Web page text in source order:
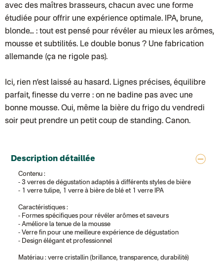
Lettre suivie (expédition Merci Maman)
Colissimo suivi (expédition June & Jane)
Colissimo suivi (expédition Les Fils)
Lettre suivie (expédition La Poupette à Paillettes)
Colissimo suivi (expédition Toi-même)
Lettre suivie (expédition par Noémie, la créatrice)
Colissimo suivi (expédition Minoe)
Lettre suivie (expédition April Eleven)
Colissimo suivi (expédition Petit Coq)
Lettre suivie (expédition Les mots doux)
Colissimo suivi (expédition Papier Curieux)
Lettre Suivie (expédition Atelier Wagram)
DPD colis suivi (expédition La Boîte Concept)
Colis suivi (expédition Loia)
Colissimo personnalisé
Colis suivi (expédition Maison Roshi)
Colissimo suivi (expédition Connoisseur)
Colissimo suivi (expédition April Eleven)
Belgique
Lettre prioritaire
Colissimo suivi (expédition par Yamayama): Livraison à votre
Chronopost Belgique
Chronopost - Livraison express à domicile: Colis livré en 1 à 3
avec des maîtres brasseurs, chacun avec une forme
étudiée pour offrir une expérience optimale. IPA, brune,
blonde… : tout est pensé pour révéler au mieux les arômes,
mousse et subtilités. Le double bonus ? Une fabrication
allemande (ça ne rigole pas).
Ici, rien n’est laissé au hasard. Lignes précises, équilibre
parfait, finesse du verre : on ne badine pas avec une
bonne mousse. Oui, même la bière du frigo du vendredi
soir peut prendre un petit coup de standing. Canon.
Description détaillée
Contenu :
- 3 verres de dégustation adaptés à différents styles de bière
- 1 verre tulipe, 1 verre à bière de blé et 1 verre IPA
Caractéristiques :
- Formes spécifiques pour révéler arômes et saveurs
- Améliore la tenue de la mousse
- Verre fin pour une meilleure expérience de dégustation
- Design élégant et professionnel
Matériau : verre cristallin (brillance, transparence, durabilité)